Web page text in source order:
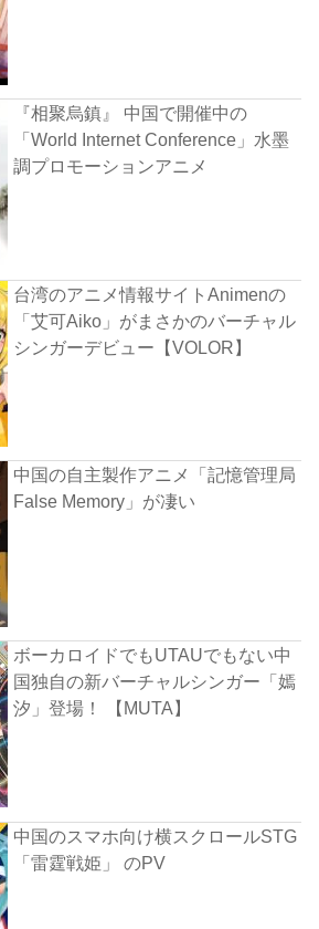
『相聚烏鎮』 中国で開催中の
「World Internet Conference」水墨
調プロモーションアニメ
台湾のアニメ情報サイトAnimenの
「艾可Aiko」がまさかのバーチャル
シンガーデビュー【VOLOR】
中国の自主製作アニメ「記憶管理局
False Memory」が凄い
ボーカロイドでもUTAUでもない中
国独自の新バーチャルシンガー「嫣
汐」登場！ 【MUTA】
中国のスマホ向け横スクロールSTG
「雷霆戦姫」 のPV